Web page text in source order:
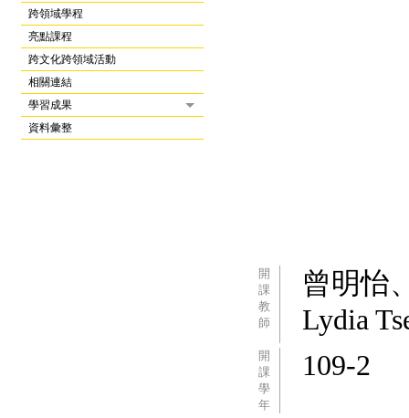
跨領域學程
亮點課程
跨文化跨領域活動
相關連結
學習成果
資料彙整
開
課
教
師
曾明怡
Lydia
開
課
學
年
109-2